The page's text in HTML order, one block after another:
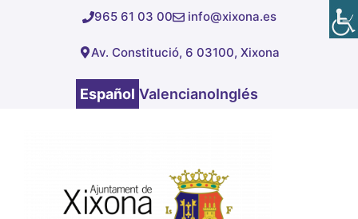
965 61 03 00 info@xixona.es
Av. Constitució, 6 03100, Xixona
Español ValencianoInglés